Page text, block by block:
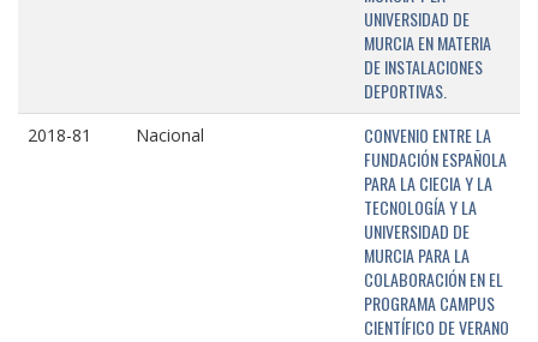
UNIVERSIDAD DE
MURCIA EN MATERIA
DE INSTALACIONES
DEPORTIVAS.
2018-81 Nacional
CONVENIO ENTRE LA
FUNDACIÓN ESPAÑOLA
PARA LA CIECIA Y LA
TECNOLOGÍA Y LA
UNIVERSIDAD DE
MURCIA PARA LA
COLABORACIÓN EN EL
PROGRAMA CAMPUS
CIENTÍFICO DE VERANO